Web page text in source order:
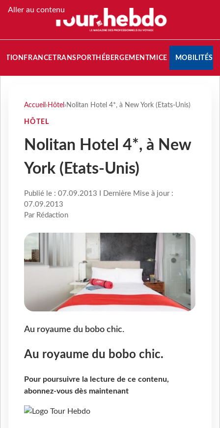
Aller au contenu
FRANCETRANSPORT HÉBERGEMENTMICE MOBILITÉS
Accueil › Hôtel › Nolitan Hotel 4*, à New York (Etats-Unis)
HÔTEL
Nolitan Hotel 4*, à New
York (Etats-Unis)
Publié le : 07.09.2013 I Dernière Mise à jour :
07.09.2013
Par Rédaction
Au royaume du bobo chic.
Au royaume du bobo chic.
Pour poursuivre la lecture de ce contenu,
abonnez-vous dès maintenant